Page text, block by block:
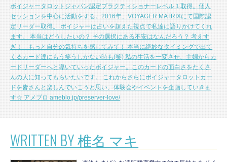
ボイジャータロットジャパン認定プラクティショナーレベル１取得。個人
セッションを中心に活動をする。2016年、VOYAGER MATRIXにて国際認
定リーダー取得。 ボイジャーは占いを超えた視点で私達に語りかけてくれ
ます。 本当はどうしたいの？ その選択にある不安はなんだろう？ 考えす
ぎ！ もっと自分の気持ちを感じてみて！ 本当に絶妙なタイミングで出て
くるカード達にもう笑うしかない時も(笑) 私の生活を一変させ、主婦からカ
ードリーダーへと導いていったボイジャー。このカードの面白さをたくさ
んの人に知ってもらいたいです。 これからさらにボイジャータロットカー
ドを皆さんと楽しんでいこうと思い、体験会やイベントを企画していきま
す☆ アメブロameblo.jp/preserver-love/
WRITTEN BY 椎名 マキ